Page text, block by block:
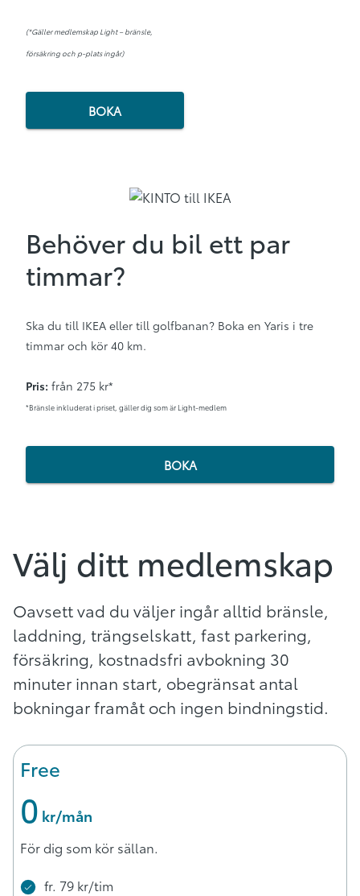
(*Gäller medlemskap Light – bränsle,
försäkring och p-plats ingår)
BOKA
Behöver du bil ett par
timmar?
Ska du till IKEA eller till golfbanan? Boka en Yaris i tre
timmar och kör 40 km.
Pris: från 275 kr*
*Bränsle inkluderat i priset, gäller dig som är Light-medlem
BOKA
Välj ditt medlemskap
Oavsett vad du väljer ingår alltid bränsle,
laddning, trängselskatt, fast parkering,
försäkring, kostnadsfri avbokning 30
minuter innan start, obegränsat antal
bokningar framåt och ingen bindningstid.
Free
0 kr/mån
För dig som kör sällan.
fr. 79 kr/tim